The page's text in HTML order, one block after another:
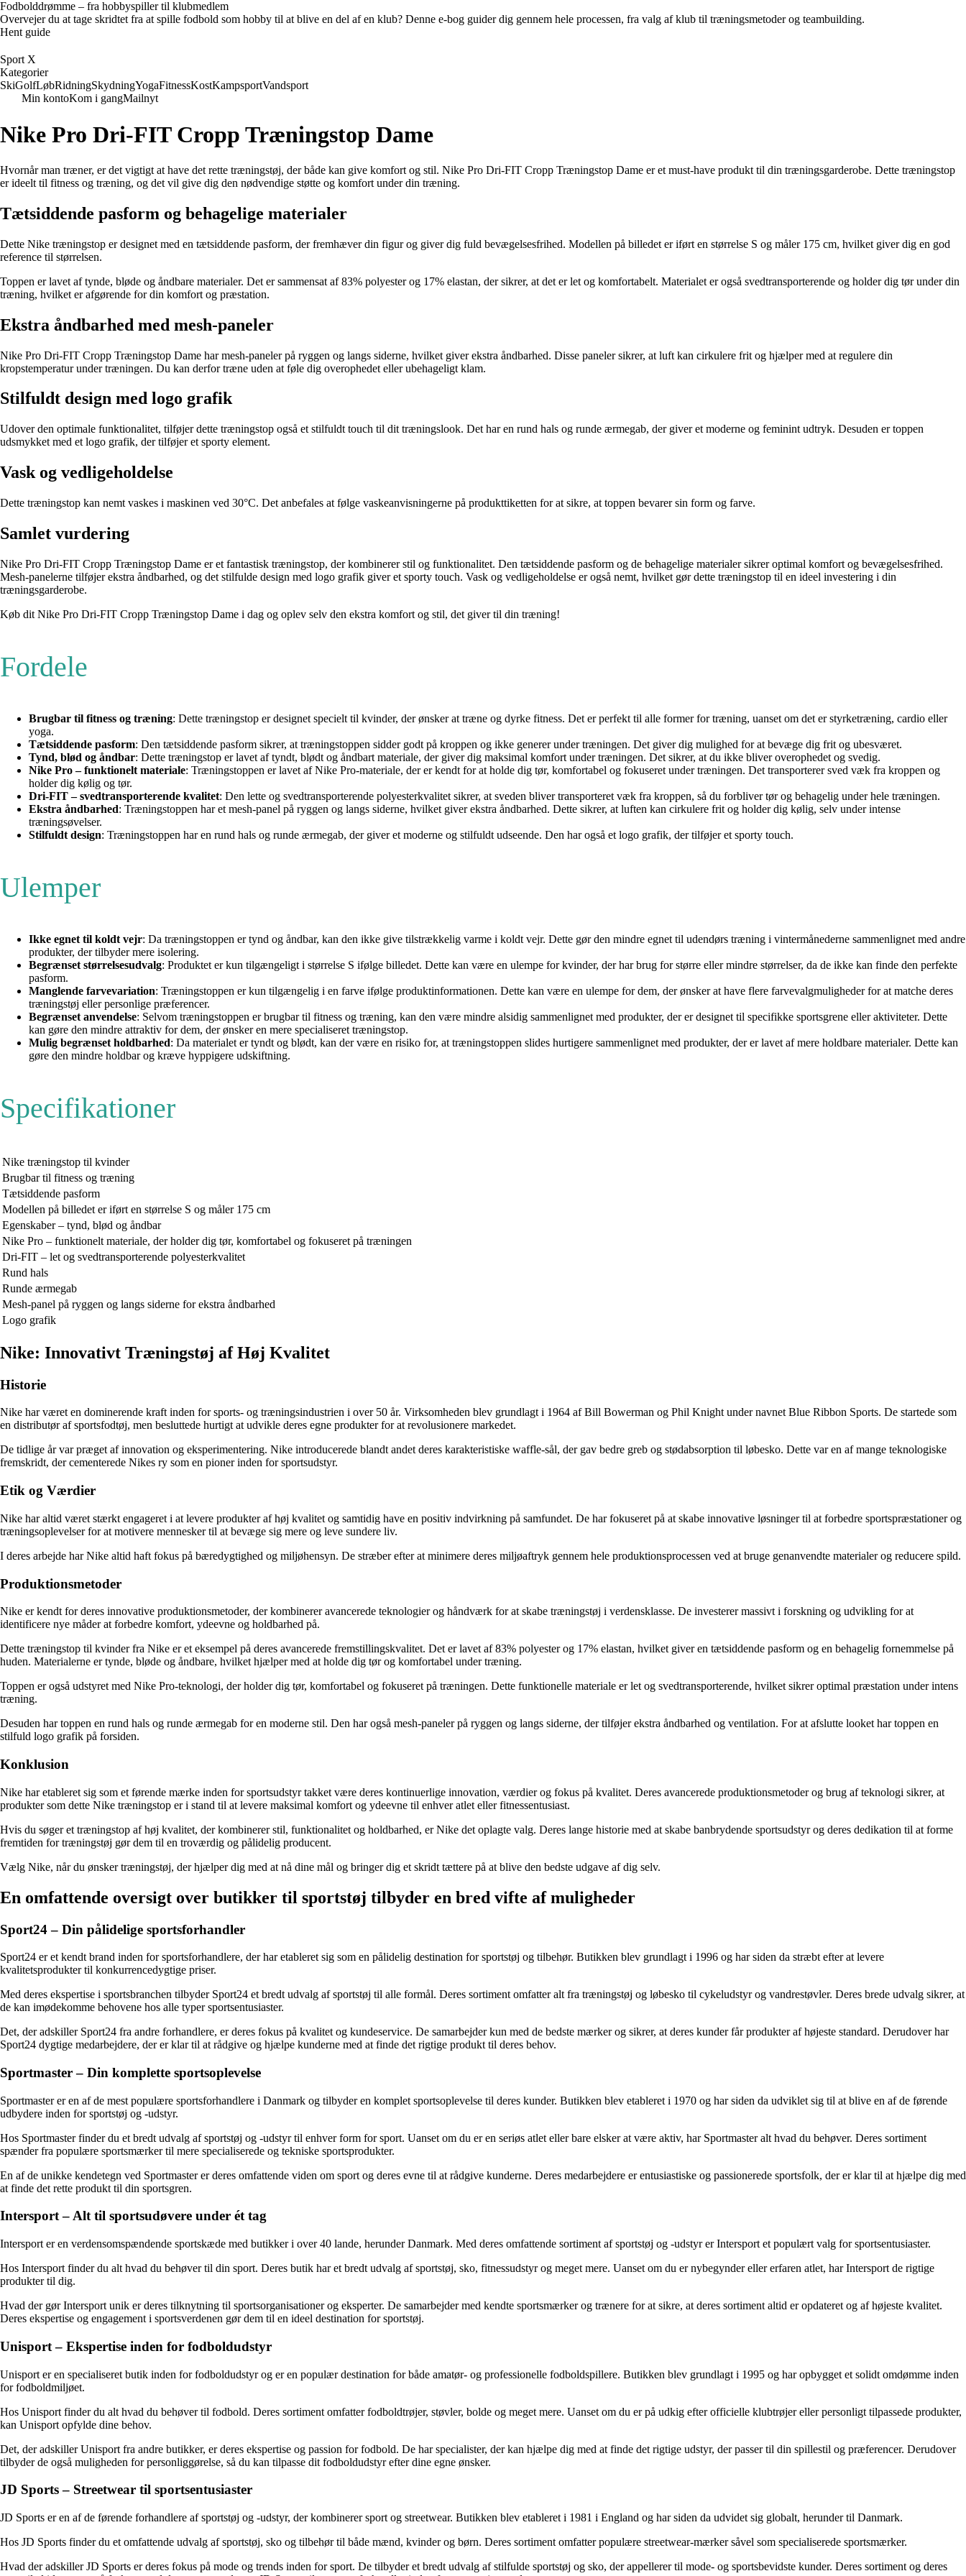
Fodbolddrømme – fra hobbyspiller til klubmedlem
Overvejer du at tage skridtet fra at spille fodbold som hobby til at blive en del af en klub? Denne e-bog guider dig gennem hele processen, fra valg af klub til træningsmetoder og teambuilding.
Hent guide
Sport X
Kategorier
SkiGolfLøbRidningSkydningYogaFitnessKostKampsportVandsport
Min kontoKom i gangMailnyt
Nike Pro Dri-FIT Cropp Træningstop Dame
Hvornår man træner, er det vigtigt at have det rette træningstøj, der både kan give komfort og stil. Nike Pro Dri-FIT Cropp Træningstop Dame er et must-have produkt til din træningsgarderobe. Dette træningstop
er ideelt til fitness og træning, og det vil give dig den nødvendige støtte og komfort under din træning.
Tætsiddende pasform og behagelige materialer
Dette Nike træningstop er designet med en tætsiddende pasform, der fremhæver din figur og giver dig fuld bevægelsesfrihed. Modellen på billedet er iført en størrelse S og måler 175 cm, hvilket giver dig en god
reference til størrelsen.
Toppen er lavet af tynde, bløde og åndbare materialer. Det er sammensat af 83% polyester og 17% elastan, der sikrer, at det er let og komfortabelt. Materialet er også svedtransporterende og holder dig tør under din
træning, hvilket er afgørende for din komfort og præstation.
Ekstra åndbarhed med mesh-paneler
Nike Pro Dri-FIT Cropp Træningstop Dame har mesh-paneler på ryggen og langs siderne, hvilket giver ekstra åndbarhed. Disse paneler sikrer, at luft kan cirkulere frit og hjælper med at regulere din
kropstemperatur under træningen. Du kan derfor træne uden at føle dig overophedet eller ubehageligt klam.
Stilfuldt design med logo grafik
Udover den optimale funktionalitet, tilføjer dette træningstop også et stilfuldt touch til dit træningslook. Det har en rund hals og runde ærmegab, der giver et moderne og feminint udtryk. Desuden er toppen
udsmykket med et logo grafik, der tilføjer et sporty element.
Vask og vedligeholdelse
Dette træningstop kan nemt vaskes i maskinen ved 30°C. Det anbefales at følge vaskeanvisningerne på produkttiketten for at sikre, at toppen bevarer sin form og farve.
Samlet vurdering
Nike Pro Dri-FIT Cropp Træningstop Dame er et fantastisk træningstop, der kombinerer stil og funktionalitet. Den tætsiddende pasform og de behagelige materialer sikrer optimal komfort og bevægelsesfrihed.
Mesh-panelerne tilføjer ekstra åndbarhed, og det stilfulde design med logo grafik giver et sporty touch. Vask og vedligeholdelse er også nemt, hvilket gør dette træningstop til en ideel investering i din
træningsgarderobe.
Køb dit Nike Pro Dri-FIT Cropp Træningstop Dame i dag og oplev selv den ekstra komfort og stil, det giver til din træning!
Fordele
Brugbar til fitness og træning: Dette træningstop er designet specielt til kvinder, der ønsker at træne og dyrke fitness. Det er perfekt til alle former for træning, uanset om det er styrketræning, cardio eller
yoga.
Tætsiddende pasform: Den tætsiddende pasform sikrer, at træningstoppen sidder godt på kroppen og ikke generer under træningen. Det giver dig mulighed for at bevæge dig frit og ubesværet.
Tynd, blød og åndbar: Dette træningstop er lavet af tyndt, blødt og åndbart materiale, der giver dig maksimal komfort under træningen. Det sikrer, at du ikke bliver overophedet og svedig.
Nike Pro – funktionelt materiale: Træningstoppen er lavet af Nike Pro-materiale, der er kendt for at holde dig tør, komfortabel og fokuseret under træningen. Det transporterer sved væk fra kroppen og
holder dig kølig og tør.
Dri-FIT – svedtransporterende kvalitet: Den lette og svedtransporterende polyesterkvalitet sikrer, at sveden bliver transporteret væk fra kroppen, så du forbliver tør og behagelig under hele træningen.
Ekstra åndbarhed: Træningstoppen har et mesh-panel på ryggen og langs siderne, hvilket giver ekstra åndbarhed. Dette sikrer, at luften kan cirkulere frit og holder dig kølig, selv under intense
træningsøvelser.
Stilfuldt design: Træningstoppen har en rund hals og runde ærmegab, der giver et moderne og stilfuldt udseende. Den har også et logo grafik, der tilføjer et sporty touch.
Ulemper
Ikke egnet til koldt vejr: Da træningstoppen er tynd og åndbar, kan den ikke give tilstrækkelig varme i koldt vejr. Dette gør den mindre egnet til udendørs træning i vintermånederne sammenlignet med andre
produkter, der tilbyder mere isolering.
Begrænset størrelsesudvalg: Produktet er kun tilgængeligt i størrelse S ifølge billedet. Dette kan være en ulempe for kvinder, der har brug for større eller mindre størrelser, da de ikke kan finde den perfekte
pasform.
Manglende farvevariation: Træningstoppen er kun tilgængelig i en farve ifølge produktinformationen. Dette kan være en ulempe for dem, der ønsker at have flere farvevalgmuligheder for at matche deres
træningstøj eller personlige præferencer.
Begrænset anvendelse: Selvom træningstoppen er brugbar til fitness og træning, kan den være mindre alsidig sammenlignet med produkter, der er designet til specifikke sportsgrene eller aktiviteter. Dette
kan gøre den mindre attraktiv for dem, der ønsker en mere specialiseret træningstop.
Mulig begrænset holdbarhed: Da materialet er tyndt og blødt, kan der være en risiko for, at træningstoppen slides hurtigere sammenlignet med produkter, der er lavet af mere holdbare materialer. Dette kan
gøre den mindre holdbar og kræve hyppigere udskiftning.
Specifikationer
Nike træningstop til kvinder
Brugbar til fitness og træning
Tætsiddende pasform
Modellen på billedet er iført en størrelse S og måler 175 cm
Egenskaber – tynd, blød og åndbar
Nike Pro – funktionelt materiale, der holder dig tør, komfortabel og fokuseret på træningen
Dri-FIT – let og svedtransporterende polyesterkvalitet
Rund hals
Runde ærmegab
Mesh-panel på ryggen og langs siderne for ekstra åndbarhed
Logo grafik
Nike: Innovativt Træningstøj af Høj Kvalitet
Historie
Nike har været en dominerende kraft inden for sports- og træningsindustrien i over 50 år. Virksomheden blev grundlagt i 1964 af Bill Bowerman og Phil Knight under navnet Blue Ribbon Sports. De startede som
en distributør af sportsfodtøj, men besluttede hurtigt at udvikle deres egne produkter for at revolusionere markedet.
De tidlige år var præget af innovation og eksperimentering. Nike introducerede blandt andet deres karakteristiske waffle-sål, der gav bedre greb og stødabsorption til løbesko. Dette var en af mange teknologiske
fremskridt, der cementerede Nikes ry som en pioner inden for sportsudstyr.
Etik og Værdier
Nike har altid været stærkt engageret i at levere produkter af høj kvalitet og samtidig have en positiv indvirkning på samfundet. De har fokuseret på at skabe innovative løsninger til at forbedre sportspræstationer og
træningsoplevelser for at motivere mennesker til at bevæge sig mere og leve sundere liv.
I deres arbejde har Nike altid haft fokus på bæredygtighed og miljøhensyn. De stræber efter at minimere deres miljøaftryk gennem hele produktionsprocessen ved at bruge genanvendte materialer og reducere spild.
Produktionsmetoder
Nike er kendt for deres innovative produktionsmetoder, der kombinerer avancerede teknologier og håndværk for at skabe træningstøj i verdensklasse. De investerer massivt i forskning og udvikling for at
identificere nye måder at forbedre komfort, ydeevne og holdbarhed på.
Dette træningstop til kvinder fra Nike er et eksempel på deres avancerede fremstillingskvalitet. Det er lavet af 83% polyester og 17% elastan, hvilket giver en tætsiddende pasform og en behagelig fornemmelse på
huden. Materialerne er tynde, bløde og åndbare, hvilket hjælper med at holde dig tør og komfortabel under træning.
Toppen er også udstyret med Nike Pro-teknologi, der holder dig tør, komfortabel og fokuseret på træningen. Dette funktionelle materiale er let og svedtransporterende, hvilket sikrer optimal præstation under intens
træning.
Desuden har toppen en rund hals og runde ærmegab for en moderne stil. Den har også mesh-paneler på ryggen og langs siderne, der tilføjer ekstra åndbarhed og ventilation. For at afslutte looket har toppen en
stilfuld logo grafik på forsiden.
Konklusion
Nike har etableret sig som et førende mærke inden for sportsudstyr takket være deres kontinuerlige innovation, værdier og fokus på kvalitet. Deres avancerede produktionsmetoder og brug af teknologi sikrer, at
produkter som dette Nike træningstop er i stand til at levere maksimal komfort og ydeevne til enhver atlet eller fitnessentusiast.
Hvis du søger et træningstop af høj kvalitet, der kombinerer stil, funktionalitet og holdbarhed, er Nike det oplagte valg. Deres lange historie med at skabe banbrydende sportsudstyr og deres dedikation til at forme
fremtiden for træningstøj gør dem til en troværdig og pålidelig producent.
Vælg Nike, når du ønsker træningstøj, der hjælper dig med at nå dine mål og bringer dig et skridt tættere på at blive den bedste udgave af dig selv.
En omfattende oversigt over butikker til sportstøj tilbyder en bred vifte af muligheder
Sport24 – Din pålidelige sportsforhandler
Sport24 er et kendt brand inden for sportsforhandlere, der har etableret sig som en pålidelig destination for sportstøj og tilbehør. Butikken blev grundlagt i 1996 og har siden da stræbt efter at levere
kvalitetsprodukter til konkurrencedygtige priser.
Med deres ekspertise i sportsbranchen tilbyder Sport24 et bredt udvalg af sportstøj til alle formål. Deres sortiment omfatter alt fra træningstøj og løbesko til cykeludstyr og vandrestøvler. Deres brede udvalg sikrer, at
de kan imødekomme behovene hos alle typer sportsentusiaster.
Det, der adskiller Sport24 fra andre forhandlere, er deres fokus på kvalitet og kundeservice. De samarbejder kun med de bedste mærker og sikrer, at deres kunder får produkter af højeste standard. Derudover har
Sport24 dygtige medarbejdere, der er klar til at rådgive og hjælpe kunderne med at finde det rigtige produkt til deres behov.
Sportmaster – Din komplette sportsoplevelse
Sportmaster er en af ​​de mest populære sportsforhandlere i Danmark og tilbyder en komplet sportsoplevelse til deres kunder. Butikken blev etableret i 1970 og har siden da udviklet sig til at blive en af ​​de førende
udbydere inden for sportstøj og -udstyr.
Hos Sportmaster finder du et bredt udvalg af sportstøj og -udstyr til enhver form for sport. Uanset om du er en seriøs atlet eller bare elsker at være aktiv, har Sportmaster alt hvad du behøver. Deres sortiment
spænder fra populære sportsmærker til mere specialiserede og tekniske sportsprodukter.
En af de unikke kendetegn ved Sportmaster er deres omfattende viden om sport og deres evne til at rådgive kunderne. Deres medarbejdere er entusiastiske og passionerede sportsfolk, der er klar til at hjælpe dig med
at finde det rette produkt til din sportsgren.
Intersport – Alt til sportsudøvere under ét tag
Intersport er en verdensomspændende sportskæde med butikker i over 40 lande, herunder Danmark. Med deres omfattende sortiment af sportstøj og -udstyr er Intersport et populært valg for sportsentusiaster.
Hos Intersport finder du alt hvad du behøver til din sport. Deres butik har et bredt udvalg af sportstøj, sko, fitnessudstyr og meget mere. Uanset om du er nybegynder eller erfaren atlet, har Intersport de rigtige
produkter til dig.
Hvad der gør Intersport unik er deres tilknytning til sportsorganisationer og eksperter. De samarbejder med kendte sportsmærker og trænere for at sikre, at deres sortiment altid er opdateret og af højeste kvalitet.
Deres ekspertise og engagement i sportsverdenen gør dem til en ideel destination for sportstøj.
Unisport – Ekspertise inden for fodboldudstyr
Unisport er en specialiseret butik inden for fodboldudstyr og er en populær destination for både amatør- og professionelle fodboldspillere. Butikken blev grundlagt i 1995 og har opbygget et solidt omdømme inden
for fodboldmiljøet.
Hos Unisport finder du alt hvad du behøver til fodbold. Deres sortiment omfatter fodboldtrøjer, støvler, bolde og meget mere. Uanset om du er på udkig efter officielle klubtrøjer eller personligt tilpassede produkter,
kan Unisport opfylde dine behov.
Det, der adskiller Unisport fra andre butikker, er deres ekspertise og passion for fodbold. De har specialister, der kan hjælpe dig med at finde det rigtige udstyr, der passer til din spillestil og præferencer. Derudover
tilbyder de også muligheden for personliggørelse, så du kan tilpasse dit fodboldudstyr efter dine egne ønsker.
JD Sports – Streetwear til sportsentusiaster
JD Sports er en af ​​de førende forhandlere af sportstøj og -udstyr, der kombinerer sport og streetwear. Butikken blev etableret i 1981 i England og har siden da udvidet sig globalt, herunder til Danmark.
Hos JD Sports finder du et omfattende udvalg af sportstøj, sko og tilbehør til både mænd, kvinder og børn. Deres sortiment omfatter populære streetwear-mærker såvel som specialiserede sportsmærker.
Hvad der adskiller JD Sports er deres fokus på mode og trends inden for sport. De tilbyder et bredt udvalg af stilfulde sportstøj og sko, der appellerer til mode- og sportsbevidste kunder. Deres sortiment og deres